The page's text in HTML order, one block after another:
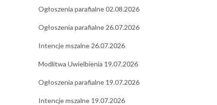
Ogłoszenia parafialne 02.08.2026
Ogłoszenia parafialne 26.07.2026
Intencje mszalne 26.07.2026
Modlitwa Uwielbienia 19.07.2026
Ogłoszenia parafialne 19.07.2026
Intencje mszalne 19.07.2026